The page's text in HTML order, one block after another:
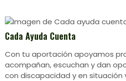
Cada Ayuda Cuenta
Con tu aportación apoyamos
acompañan, escuchan y dan
con discapacidad y en situación